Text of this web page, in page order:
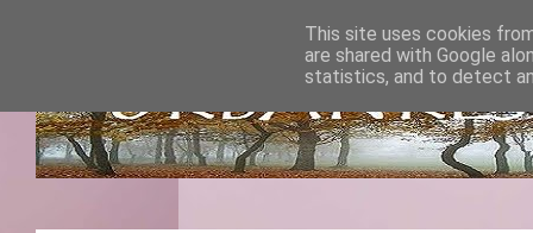
This site uses cookies
are shared with Google
statistics, and to detect